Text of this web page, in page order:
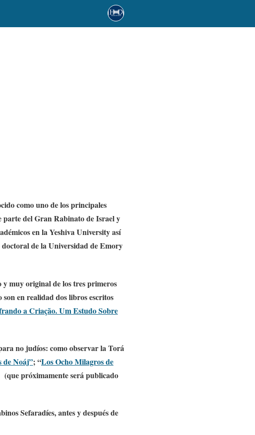
como uno de los principales
parte del Gran Rabinato de Israel y
en la Yeshiva University así
de la Universidad de Emory
y muy original de los tres primeros
en realidad dos libros escritos
a Criação. Um Estudo Sobre
no judíos: como observar la Torá
de Noáj”; “Los Ocho Milagros de
(que próximamente será publicado
Sefaradíes, antes y después de